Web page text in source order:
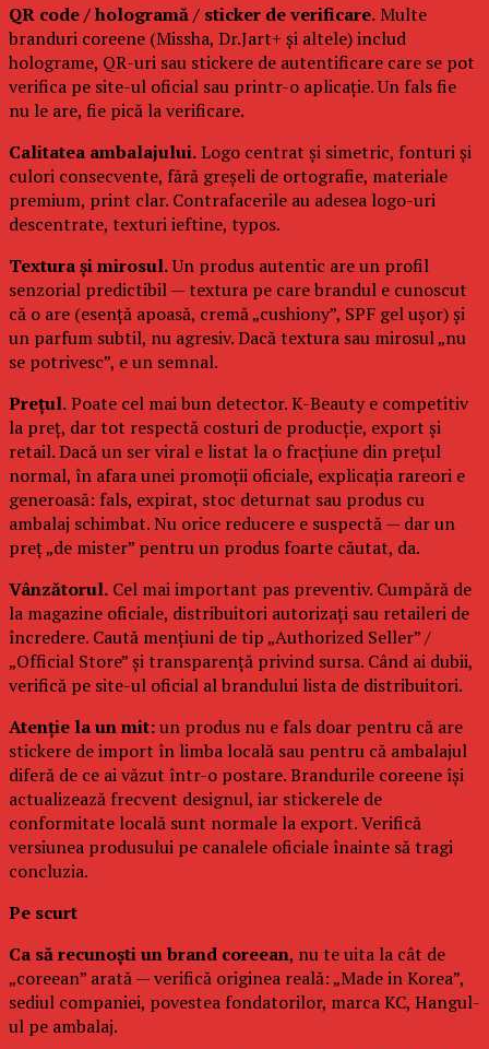
QR code / hologramă / sticker de verificare.Multe
branduri coreene (Missha, Dr.Jart+ și altele) includ
holograme, QR-uri sau stickere de autentificare care se pot
verifica pe site-ul oficial sau printr-o aplicație. Un fals fie
nu le are, fie pică la verificare.
Calitatea ambalajului.Logo centrat și simetric, fonturi și
culori consecvente, fără greșeli de ortografie, materiale
premium, print clar. Contrafacerile au adesea logo-uri
descentrate, texturi ieftine, typos.
Textura și mirosul.Un produs autentic are un profil
senzorial predictibil — textura pe care brandul e cunoscut
că o are (esență apoasă, cremă „cushiony”, SPF gel ușor) și
un parfum subtil, nu agresiv. Dacă textura sau mirosul „nu
se potrivesc”, e un semnal.
Prețul.Poate cel mai bun detector. K-Beauty e competitiv
la preț, dar tot respectă costuri de producție, export și
retail. Dacă un ser viral e listat la o fracțiune din prețul
normal, în afara unei promoții oficiale, explicația rareori e
generoasă: fals, expirat, stoc deturnat sau produs cu
ambalaj schimbat. Nu orice reducere e suspectă — dar un
preț „de mister” pentru un produs foarte căutat, da.
Vânzătorul. Cel mai important pas preventiv. Cumpără de
la magazine oficiale, distribuitori autorizați sau retaileri de
încredere. Caută mențiuni de tip „Authorized Seller” /
„Official Store” și transparență privind sursa. Când ai dubii,
verifică pe site-ul oficial al brandului lista de distribuitori.
Atenție la un mit:un produs nu e fals doar pentru că are
stickere de import în limba locală sau pentru că ambalajul
diferă de ce ai văzut într-o postare. Brandurile coreene își
actualizează frecvent designul, iar stickerele de
conformitate locală sunt normale la export. Verifică
versiunea produsului pe canalele oficiale înainte să tragi
concluzia.
Pe scurt
Ca să recunoști un brand coreean, nu te uita la cât de
„coreean” arată — verifică originea reală: „Made in Korea”,
sediul companiei, povestea fondatorilor, marca KC, Hangul-
ul pe ambalaj.